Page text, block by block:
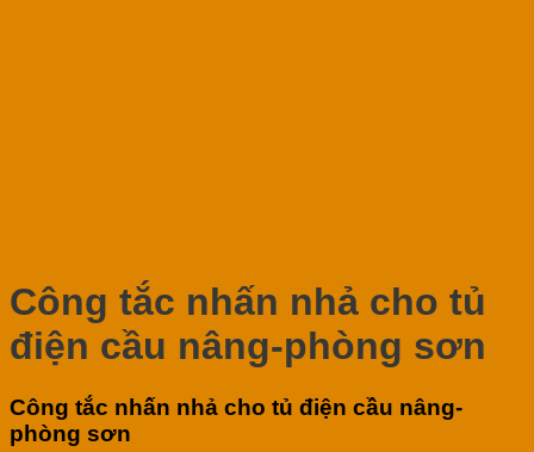
Công tắc nhấn nhả cho tủ
điện cầu nâng-phòng sơn
Công tắc nhấn nhả cho tủ điện cầu nâng-
phòng sơn